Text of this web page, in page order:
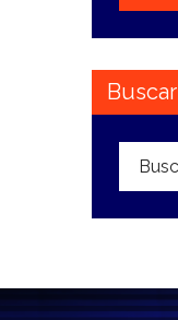
Buscar
Buscar: